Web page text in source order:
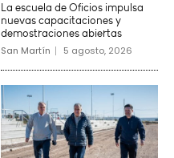
La escuela de Oficios impulsa
nuevas capacitaciones y
demostraciones abiertas
San Martín 5 agosto, 2026